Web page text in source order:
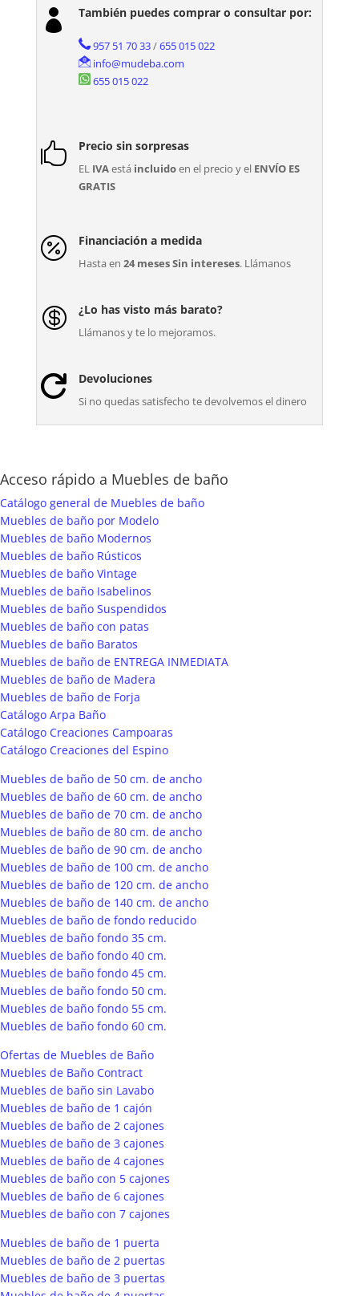
 También puedes comprar o consultar por:
957 51 70 33/655 015 022
info@mudeba.com
655 015 022
 Precio sin sorpresas
EL IVAestá incluidoen el precio y el ENVÍO ES
GRATIS
 Financiación a medida
Hasta en 24 meses Sin intereses. Llámanos
 ¿Lo has visto más barato?
Llámanos y te lo mejoramos.
 Devoluciones
Si no quedas satisfecho te devolvemos el dinero
Acceso rápido a Muebles de baño
Catálogo general de Muebles de baño
Muebles de baño por Modelo
Muebles de baño Modernos
Muebles de baño Rústicos
Muebles de baño Vintage
Muebles de baño Isabelinos
Muebles de baño Suspendidos
Muebles de baño con patas
Muebles de baño Baratos
Muebles de baño de ENTREGA INMEDIATA
Muebles de baño de Madera
Muebles de baño de Forja
Catálogo Arpa Baño
Catálogo Creaciones Campoaras
Catálogo Creaciones del Espino
Muebles de baño de 50 cm. de ancho
Muebles de baño de 60 cm. de ancho
Muebles de baño de 70 cm. de ancho
Muebles de baño de 80 cm. de ancho
Muebles de baño de 90 cm. de ancho
Muebles de baño de 100 cm. de ancho
Muebles de baño de 120 cm. de ancho
Muebles de baño de 140 cm. de ancho
Muebles de baño de fondo reducido
Muebles de baño fondo 35 cm.
Muebles de baño fondo 40 cm.
Muebles de baño fondo 45 cm.
Muebles de baño fondo 50 cm.
Muebles de baño fondo 55 cm.
Muebles de baño fondo 60 cm.
Ofertas de Muebles de Baño
Muebles de Baño Contract
Muebles de baño sin Lavabo
Muebles de baño de 1 cajón
Muebles de baño de 2 cajones
Muebles de baño de 3 cajones
Muebles de baño de 4 cajones
Muebles de baño con 5 cajones
Muebles de baño de 6 cajones
Muebles de baño con 7 cajones
Muebles de baño de 1 puerta
Muebles de baño de 2 puertas
Muebles de baño de 3 puertas